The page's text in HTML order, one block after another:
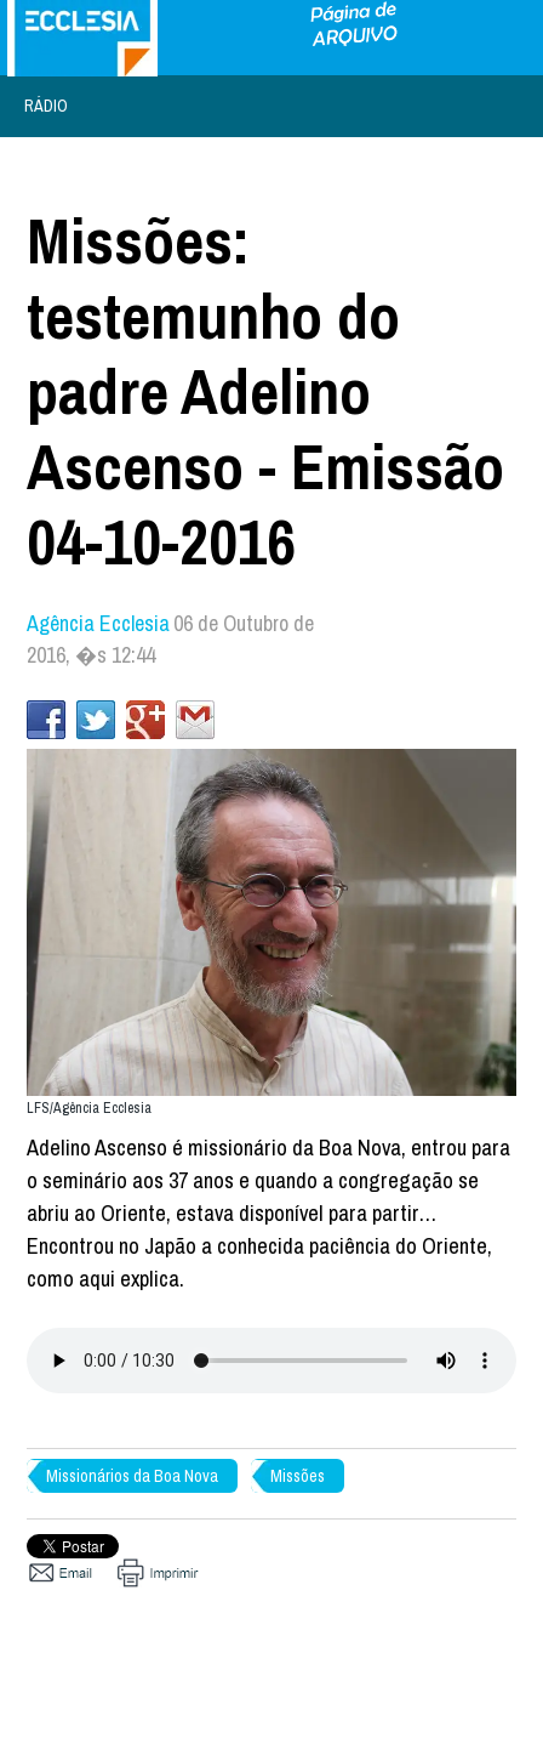
RÁDIO
Missões:
testemunho do
padre Adelino
Ascenso - Emissão
04-10-2016
Agência Ecclesia06 de Outubro de
2016, �s 12:44
LFS/Agência Ecclesia
Adelino Ascenso é missionário da Boa Nova, entrou para
o seminário aos 37 anos e quando a congregação se
abriu ao Oriente, estava disponível para partir…
Encontrou no Japão a conhecida paciência do Oriente,
como aqui explica.
Missionários da Boa Nova Missões